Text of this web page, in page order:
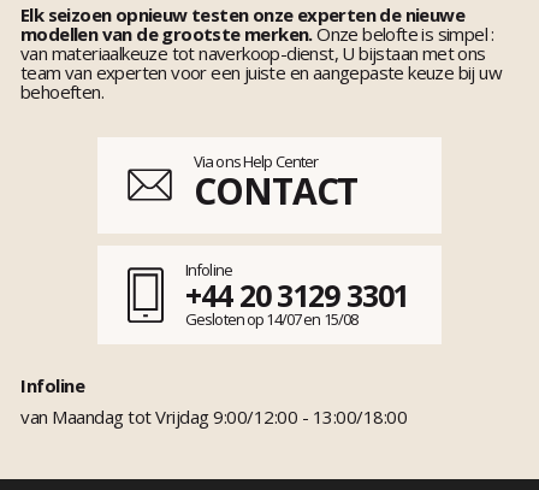
Elk seizoen opnieuw testen onze experten de nieuwe
modellen van de grootste merken.Onze belofte is simpel :
van materiaalkeuze tot naverkoop-dienst, U bijstaan met ons
team van experten voor een juiste en aangepaste keuze bij uw
behoeften.
Via ons Help Center
CONTACT
Infoline
+44 20 3129 3301
Gesloten op 14/07 en 15/08
Infoline
van Maandag tot Vrijdag 9:00/12:00 - 13:00/18:00